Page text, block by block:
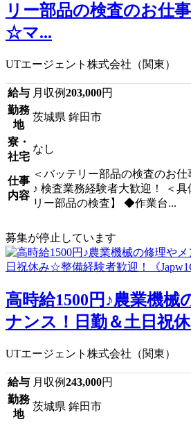
リー部品の検査のお仕
☆マ...
UTエージェント株式会社（関東）
給与 月収例203,000円
勤務
地
茨城県 鉾田市
寮・
社宅
なし
仕事
内容
＜バッテリー部品の検査のお
♪ 検査業務経験者大歓迎！ ＜
リー部品の検査】 ◆作業台...
募集が停止しています
高時給1500円♪農業機械
ナンス！日勤＆土日祝
UTエージェント株式会社（関東）
給与 月収例243,000円
勤務
地
茨城県 鉾田市